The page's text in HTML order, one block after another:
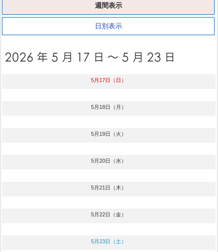
週間表示
日別表示
5月17日（日）
5月18日（月）
5月19日（火）
5月20日（水）
5月21日（木）
5月22日（金）
5月23日（土）